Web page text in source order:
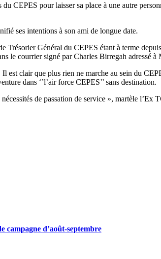
pour laisser sa place à une autre
ses intentions à son ami de longue date.
Général du CEPES étant à terme
le courrier signé par Charles Birregah adressé
clair que plus rien ne marche au sein du
dans ‘’l’air force CEPES’’ sans destination.
de passation de service », martèle l’Ex
d’août-septembre